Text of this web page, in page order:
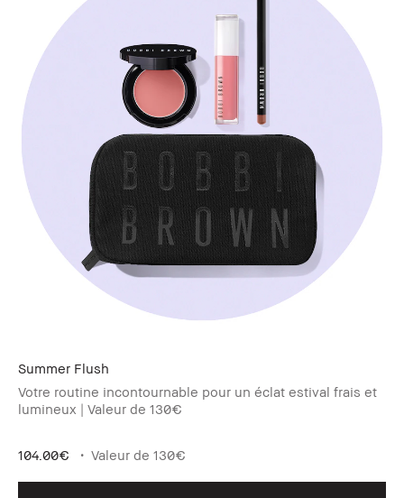
Summer Flush​
Votre routine incontournable pour un éclat estival frais et
lumineux | Valeur de 130€
104.00€ Valeur de 130€